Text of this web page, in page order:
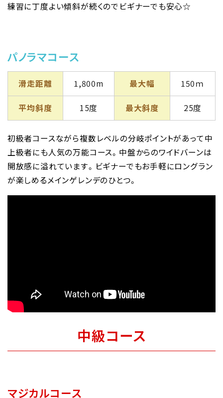
練習に丁度よい傾斜が続くのでビギナーでも安心☆
パノラマコース
滑走距離 1,800m 最大幅 150ｍ
平均斜度 15度 最大斜度 25度
初級者コースながら複数レベルの分岐ポイントがあって中
上級者にも人気の万能コース。中盤からのワイドバーンは
開放感に溢れています。ビギナーでもお手軽にロングラン
が楽しめるメインゲレンデのひとつ。
中級コース
マジカルコース